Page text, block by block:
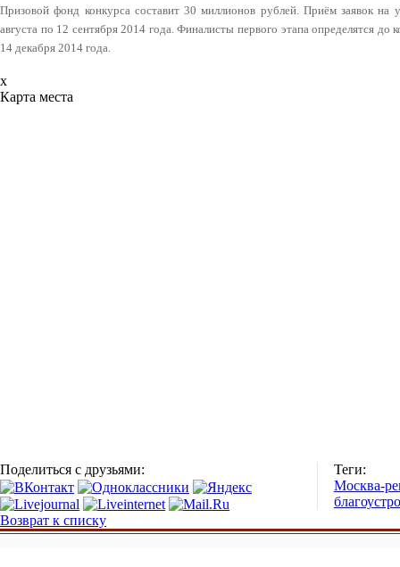
Призовой фонд конкурса составит 30 миллионов рублей. Приём заявок на
августа по 12 сентября 2014 года. Финалисты первого этапа определятся до
14 декабря 2014 года.
x
Карта места
Поделиться с друзьями:
Теги:
Москва-
Возврат к списку